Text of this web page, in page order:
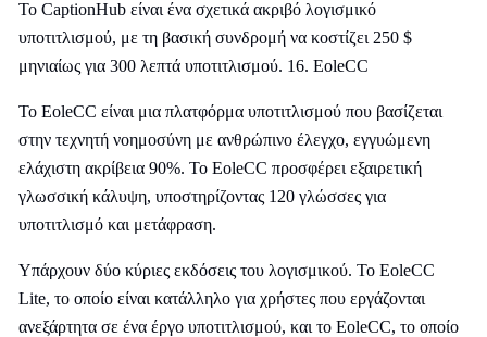
Το CaptionHub είναι ένα σχετικά ακριβό λογισμικό
υποτιτλισμού, με τη βασική συνδρομή να κοστίζει 250 $
μηνιαίως για 300 λεπτά υποτιτλισμού. 16. EoleCC
Το EoleCC είναι μια πλατφόρμα υποτιτλισμού που βασίζεται
στην τεχνητή νοημοσύνη με ανθρώπινο έλεγχο, εγγυώμενη
ελάχιστη ακρίβεια 90%. Το EoleCC προσφέρει εξαιρετική
γλωσσική κάλυψη, υποστηρίζοντας 120 γλώσσες για
υποτιτλισμό και μετάφραση.
Υπάρχουν δύο κύριες εκδόσεις του λογισμικού. Το EoleCC
Lite, το οποίο είναι κατάλληλο για χρήστες που εργάζονται
ανεξάρτητα σε ένα έργο υποτιτλισμού, και το EoleCC, το οποίο